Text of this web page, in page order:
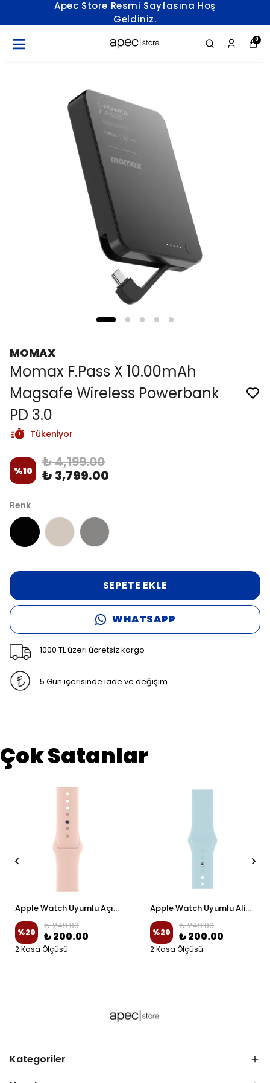
Apec Store Resmi Sayfasına Hoş
Geldiniz.
0
MOMAX
Momax F.Pass X 10.00mAh
Magsafe Wireless Powerbank
PD 3.0
Tükeniyor
%10
₺ 4,199.00
₺ 3,799.00
Renk
SEPETE EKLE
WHATSAPP
1000 TL üzeri ücretsiz kargo
5 Gün içerisinde iade ve değişim
Çok Satanlar
Apple Watch Uyumlu Açık Pembe Spor Silikon Kordon
%20
₺ 249.00
₺ 200.00
2 Kasa Ölçüsü
Apple Watch Uyumlu Alice Mavi Spor Silikon Kordon
%20
₺ 249.00
₺ 200.00
2 Kasa Ölçüsü
Kategoriler